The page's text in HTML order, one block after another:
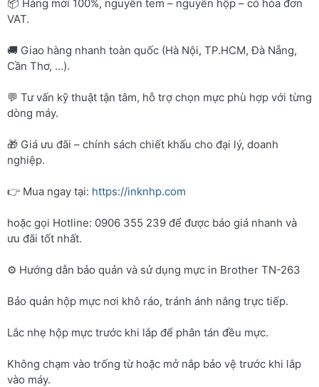
📦 Hàng mới 100%, nguyên tem – nguyên hộp – có hóa đơn
VAT.
🚚 Giao hàng nhanh toàn quốc (Hà Nội, TP.HCM, Đà Nẵng,
Cần Thơ, …).
💬 Tư vấn kỹ thuật tận tâm, hỗ trợ chọn mực phù hợp với từng
dòng máy.
🎁 Giá ưu đãi – chính sách chiết khấu cho đại lý, doanh
nghiệp.
👉 Mua ngay tại: https://inknhp.com
hoặc gọi Hotline: 0906 355 239 để được báo giá nhanh và
ưu đãi tốt nhất.
⚙️ Hướng dẫn bảo quản và sử dụng mực in Brother TN-263
Bảo quản hộp mực nơi khô ráo, tránh ánh nắng trực tiếp.
Lắc nhẹ hộp mực trước khi lắp để phân tán đều mực.
Không chạm vào trống từ hoặc mở nắp bảo vệ trước khi lắp
vào máy.